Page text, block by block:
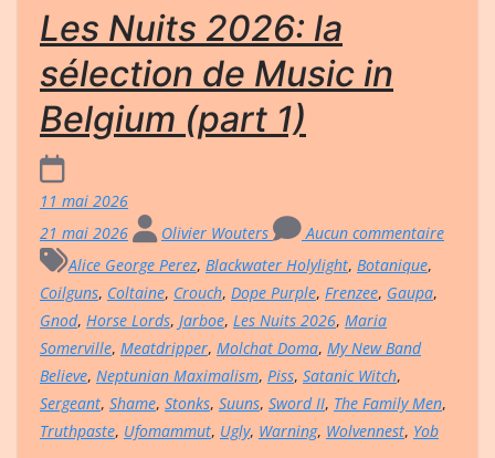
Les Nuits 2026: la
sélection de Music in
Belgium (part 1)
11 mai 2026
21 mai 2026
Olivier Wouters
Aucun commentaire
Alice George Perez, Blackwater Holylight, Botanique,
Coilguns, Coltaine, Crouch, Dope Purple, Frenzee, Gaupa,
Gnod, Horse Lords, Jarboe, Les Nuits 2026, Maria
Somerville, Meatdripper, Molchat Doma, My New Band
Believe, Neptunian Maximalism, Piss, Satanic Witch,
Sergeant, Shame, Stonks, Suuns, Sword II, The Family Men,
Truthpaste, Ufomammut, Ugly, Warning, Wolvennest, Yob